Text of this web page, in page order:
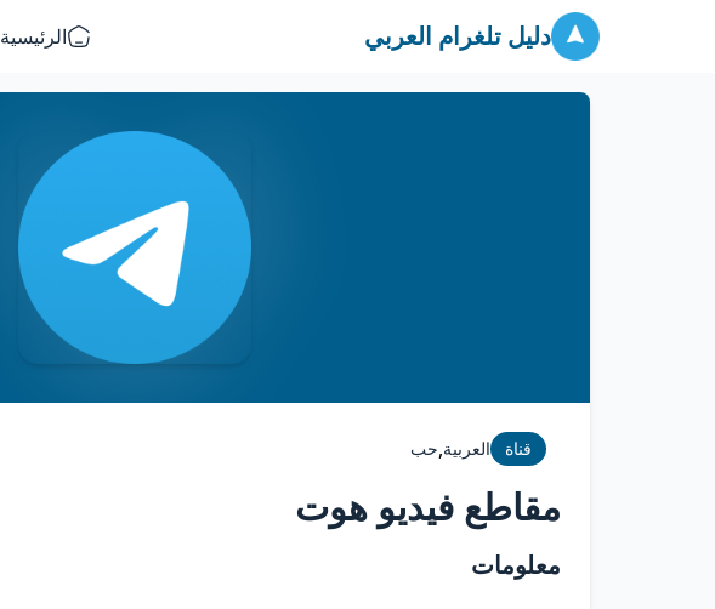
دليل تلغرام العربي الرئيسية
قناة العربية,حب
مقاطع فيديو هوت
معلومات